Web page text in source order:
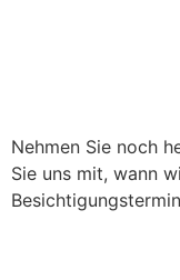
Nehmen Sie noch
Sie uns mit, wann